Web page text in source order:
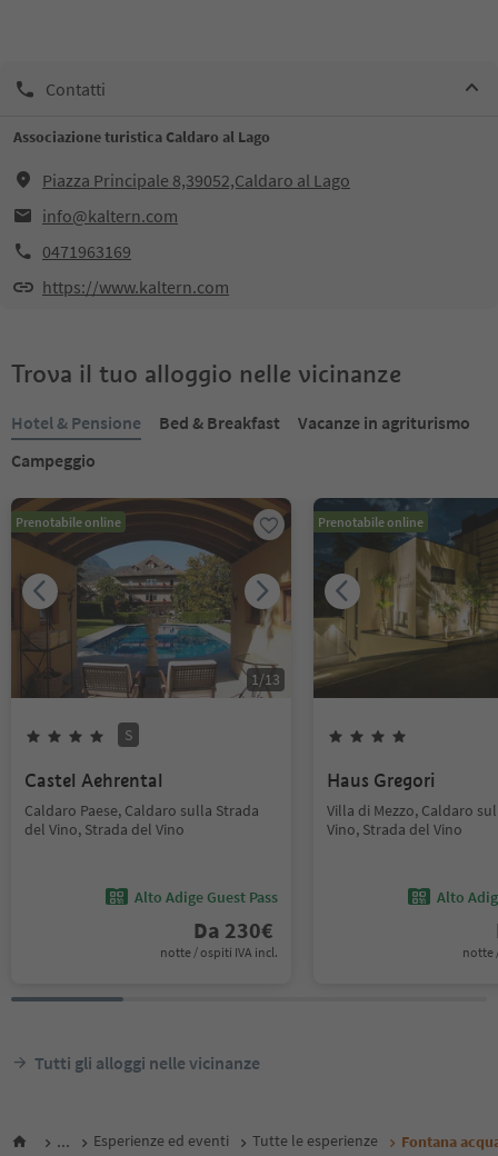
Contatti
Associazione turistica Caldaro al Lago
Piazza Principale 8,39052,Caldaro al Lago
info@kaltern.com
0471963169
https://www.kaltern.com
Trova il tuo alloggio nelle vicinanze
Hotel & Pensione Bed & Breakfast
Vacanze in agriturismo
Campeggio
Prenotabile online
1/13
S
Castel Aehrental
Caldaro Paese, Caldaro sulla Strada
del Vino, Strada del Vino
Alto Adige Guest Pass
Da 230€
notte / ospiti IVA incl.
Prenotabile online
Haus Gregori
Villa di Mezzo, Caldaro
Vino, Strada del Vino
Alto
notte
Tutti gli alloggi nelle vicinanze
... Esperienze ed eventi Tutte le esperienze Fontana